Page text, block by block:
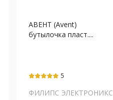
АВЕНТ (Avent)
бутылочка пласт....
5
ФИЛИПС ЭЛЕКТРОНИКС